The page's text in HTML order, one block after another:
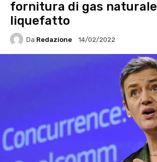
fornitura di gas naturale
liquefatto
Da Redazione 14/02/2022